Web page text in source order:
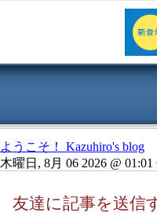
ようこそ！ Kazuhiro's blog
木曜日, 8月 06 2026 @ 01:01
友達に記事を送信